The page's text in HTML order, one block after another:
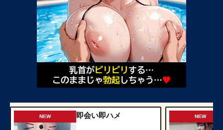
NEW 即会い即ハメ NEW